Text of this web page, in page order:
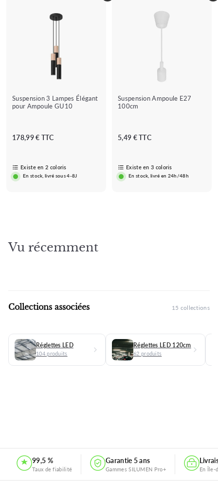
r
★★★★★
★★★★★
Suspension 3 Lampes Élégant
pour Ampoule GU10
178,99 € TTCD
1
7
Existe en 2 coloris
En stock, livré sous 4-8J
Suspension Ampoule E27
100cm
5,49 € TTCD
5
,
Existe en 3 coloris
En stock, livré en 24h/48h
Vu récemment
Collections associées 15 collections
Réglettes LED
104 produits
Réglettes LED 120cm
62 produits
99,5 %
Taux de fiabilité
Garantie 5 ans
Gammes SILUMEN Pro+ En Île-